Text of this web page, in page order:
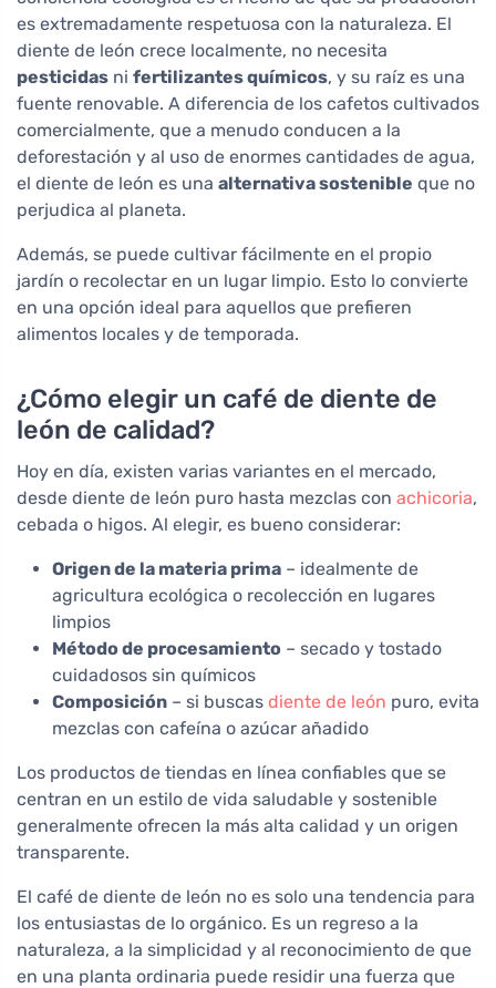
es extremadamente respetuosa con la naturaleza. El
diente de león crece localmente, no necesita
pesticidas ni fertilizantes químicos, y su raíz es una
fuente renovable. A diferencia de los cafetos cultivados
comercialmente, que a menudo conducen a la
deforestación y al uso de enormes cantidades de agua,
el diente de león es una alternativa sostenible que no
perjudica al planeta.
Además, se puede cultivar fácilmente en el propio
jardín o recolectar en un lugar limpio. Esto lo convierte
en una opción ideal para aquellos que prefieren
alimentos locales y de temporada.
¿Cómo elegir un café de diente de
león de calidad?
Hoy en día, existen varias variantes en el mercado,
desde diente de león puro hasta mezclas con achicoria,
cebada o higos. Al elegir, es bueno considerar:
Origen de la materia prima – idealmente de
agricultura ecológica o recolección en lugares
limpios
Método de procesamiento – secado y tostado
cuidadosos sin químicos
Composición – si buscas diente de león puro, evita
mezclas con cafeína o azúcar añadido
Los productos de tiendas en línea confiables que se
centran en un estilo de vida saludable y sostenible
generalmente ofrecen la más alta calidad y un origen
transparente.
El café de diente de león no es solo una tendencia para
los entusiastas de lo orgánico. Es un regreso a la
naturaleza, a la simplicidad y al reconocimiento de que
en una planta ordinaria puede residir una fuerza que